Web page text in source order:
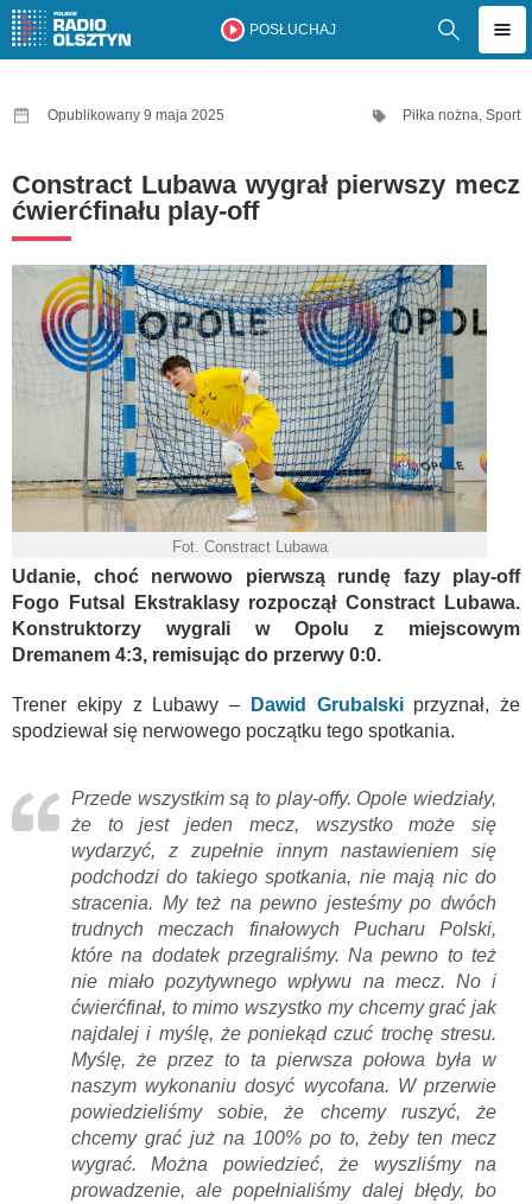
POSŁUCHAJ
Opublikowany 9 maja 2025 Piłka nożna, Sport
Constract Lubawa wygrał pierwszy mecz
ćwierćfinału play-off
Fot. Constract Lubawa
Udanie, choć nerwowo pierwszą rundę fazy play-off
Fogo Futsal Ekstraklasy rozpoczął Constract Lubawa.
Konstruktorzy wygrali w Opolu z miejscowym
Dremanem 4:3, remisując do przerwy 0:0.
Trener ekipy z Lubawy – Dawid Grubalski przyznał, że
spodziewał się nerwowego początku tego spotkania.
Przede wszystkim są to play-offy. Opole wiedziały,
że to jest jeden mecz, wszystko może się
wydarzyć, z zupełnie innym nastawieniem się
podchodzi do takiego spotkania, nie mają nic do
stracenia. My też na pewno jesteśmy po dwóch
trudnych meczach finałowych Pucharu Polski,
które na dodatek przegraliśmy. Na pewno to też
nie miało pozytywnego wpływu na mecz. No i
ćwierćfinał, to mimo wszystko my chcemy grać jak
najdalej i myślę, że poniekąd czuć trochę stresu.
Myślę, że przez to ta pierwsza połowa była w
naszym wykonaniu dosyć wycofana. W przerwie
powiedzieliśmy sobie, że chcemy ruszyć, że
chcemy grać już na 100% po to, żeby ten mecz
wygrać. Można powiedzieć, że wyszliśmy na
prowadzenie, ale popełnialiśmy dalej błędy, bo